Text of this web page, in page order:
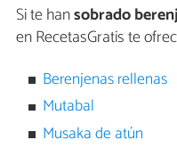
Si te hansobrado
en RecetasGratis te
Berenjenas rellenas
Mutabal
Musaka de atún